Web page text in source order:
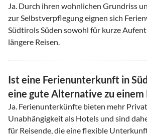
Ja. Durch ihren wohnlichen Grundriss
zur Selbstverpflegung eignen sich
Südtirols Süden sowohl für kurze
längere Reisen.
Ist eine Ferienunterkunft in
eine gute Alternative zu einem
Ja. Ferienunterkünfte bieten mehr
Unabhängigkeit als Hotels und sind
für Reisende, die eine flexible